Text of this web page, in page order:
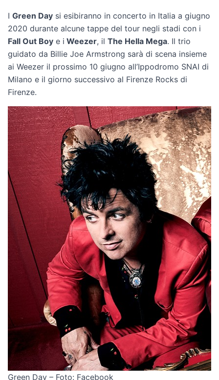
I Green Day si esibiranno in concerto in Italia a giugno
2020 durante alcune tappe del tour negli stadi con i
Fall Out Boy e i Weezer, il The Hella Mega. Il trio
guidato da Billie Joe Armstrong sarà di scena insieme
ai Weezer il prossimo 10 giugno all’Ippodromo SNAI di
Milano e il giorno successivo al Firenze Rocks di
Firenze.
Green Day – Foto: Facebook